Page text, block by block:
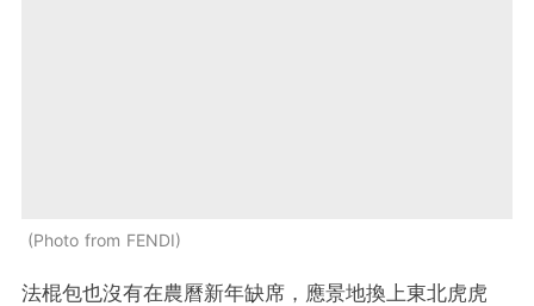
Photo from FENDI
法棍包也沒有在農曆新年缺席，應景地換上東北虎虎